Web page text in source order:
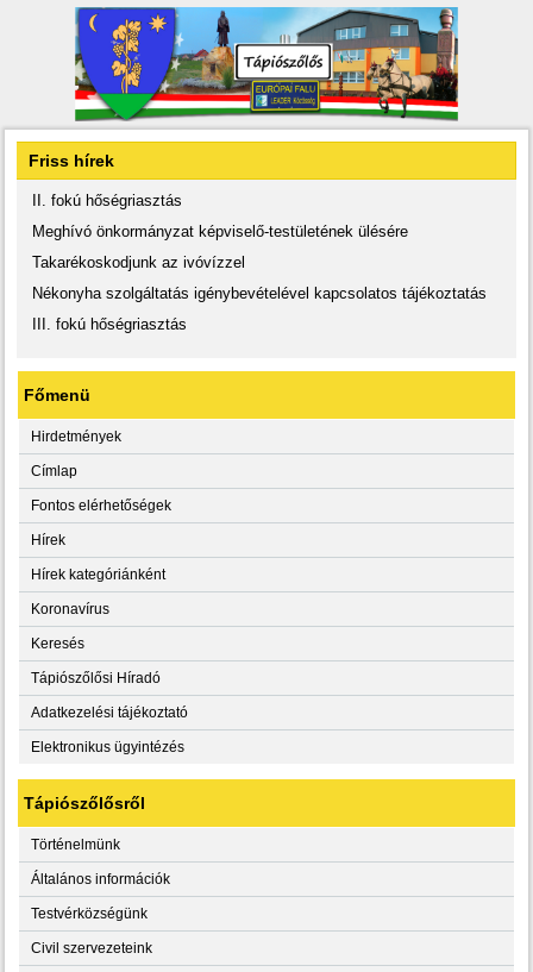
Friss hírek
II. fokú hőségriasztás
Meghívó önkormányzat képviselő-testületének ülésére
Takarékoskodjunk az ivóvízzel
Nékonyha szolgáltatás igénybevételével kapcsolatos tájékoztatás
III. fokú hőségriasztás
Főmenü
Hirdetmények
Címlap
Fontos elérhetőségek
Hírek
Hírek kategóriánként
Koronavírus
Keresés
Tápiószőlősi Híradó
Adatkezelési tájékoztató
Elektronikus ügyintézés
Tápiószőlősről
Történelmünk
Általános információk
Testvérközségünk
Civil szervezeteink